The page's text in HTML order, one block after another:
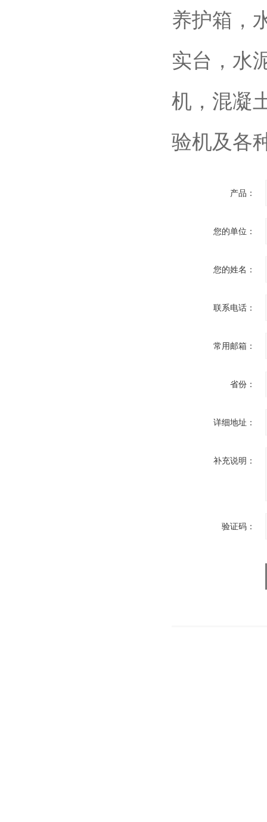
养护箱，
实台，水
机，混凝
验机及各
产品：
您的单位：
您的姓名：
联系电话：
常用邮箱：
省份：
详细地址：
补充说明：
验证码：